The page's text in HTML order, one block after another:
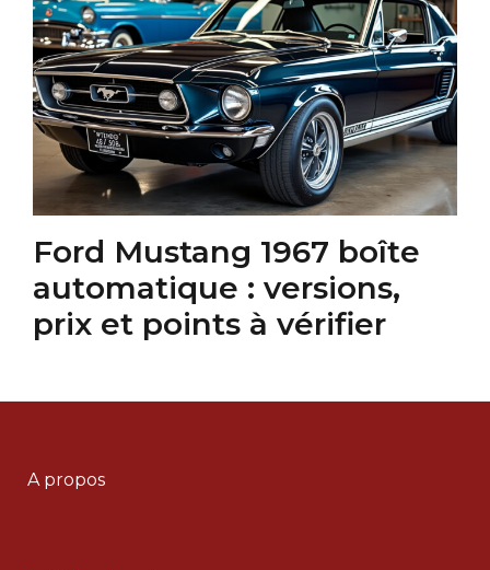
Ford Mustang 1967 boîte
automatique : versions,
prix et points à vérifier
A propos